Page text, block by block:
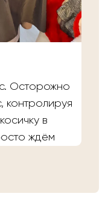
Осторожно
контролируя
в
ждём
и